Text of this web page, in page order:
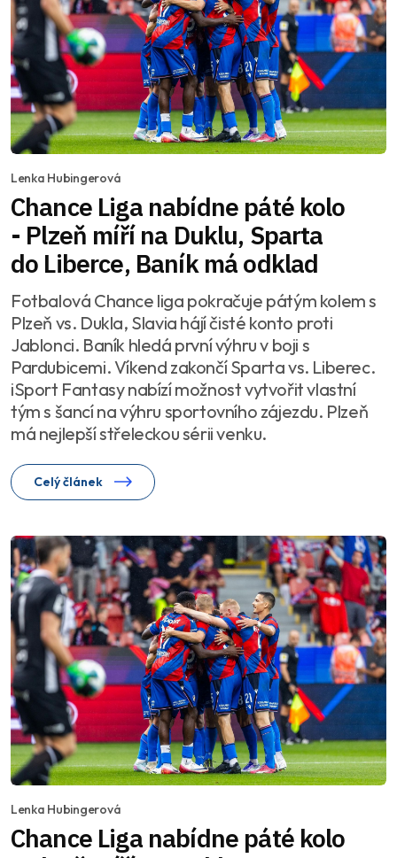
Lenka Hubingerová
Chance Liga nabídne páté kolo
- Plzeň míří na Duklu, Sparta
do Liberce, Baník má odklad
Fotbalová Chance liga pokračuje pátým kolem s
Plzeň vs. Dukla, Slavia hájí čisté konto proti
Jablonci. Baník hledá první výhru v boji s
Pardubicemi. Víkend zakončí Sparta vs. Liberec.
iSport Fantasy nabízí možnost vytvořit vlastní
tým s šancí na výhru sportovního zájezdu. Plzeň
má nejlepší střeleckou sérii venku.
Celý článek
Lenka Hubingerová
Chance Liga nabídne páté kolo